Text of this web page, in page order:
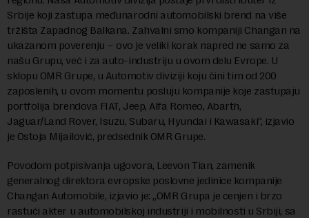
Srbije koji zastupa međunarodni automobilski brend na više
tržišta Zapadnog Balkana. Zahvalni smo kompaniji Changan na
ukazanom poverenju – ovo je veliki korak napred ne samo za
našu Grupu, već i za auto-industriju u ovom delu Evrope. U
sklopu OMR Grupe, u Automotiv diviziji koju čini tim od 200
zaposlenih, u ovom momentu posluju kompanije koje zastupaju
portfolija brendova FIAT, Jeep, Alfa Romeo, Abarth,
Jaguar/Land Rover, Isuzu, Subaru, Hyundai i Kawasaki“, izjavio
je Ostoja Mijailović, predsednik OMR Grupe.
Povodom potpisivanja ugovora, Leevon Tian, zamenik
generalnog direktora evropske poslovne jedinice kompanije
Changan Automobile, izjavio je: „OMR Grupa je cenjen i brzo
rastući akter u automobilskoj industriji i mobilnosti u Srbiji, sa